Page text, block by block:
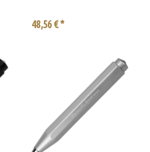
48,56 € *